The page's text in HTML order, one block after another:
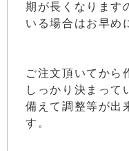
期が長くなります
いる場合はお早め
ご注文頂いてから
しっかり決まって
備えて調整等が出
す。